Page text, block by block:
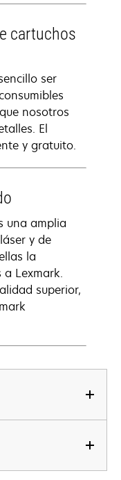
cartuchos
ser
nosotros
El
y gratuito.
una amplia
y de
la
Lexmark.
superior,